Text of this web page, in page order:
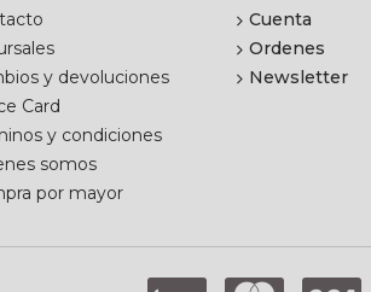
y devoluciones
Card
y condiciones
somos
por mayor
Cuenta
Ordenes
Newsletter